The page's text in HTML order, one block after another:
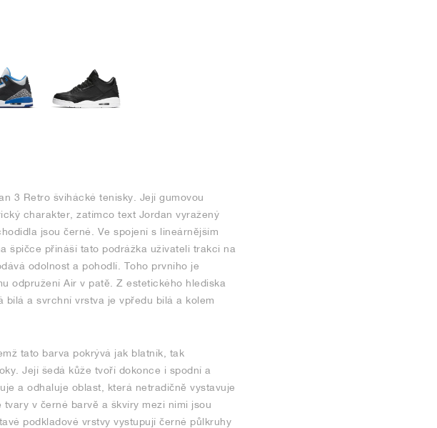
3 Retro švihácké tenisky. Její gumovou
charakter, zatímco text Jordan vyražený
jsou černé. Ve spojení s lineárnějším
špičce přináší tato podrážka uživateli trakci na
odolnost a pohodlí. Toho prvního je
odpružení Air v patě. Z estetického hlediska
a svrchní vrstva je vpředu bílá a kolem
tato barva pokrývá jak blatník, tak
Její šedá kůže tvoří dokonce i spodní a
a odhaluje oblast, která netradičně vystavuje
v černé barvě a škvíry mezi nimi jsou
podkladové vrstvy vystupují černé půlkruhy